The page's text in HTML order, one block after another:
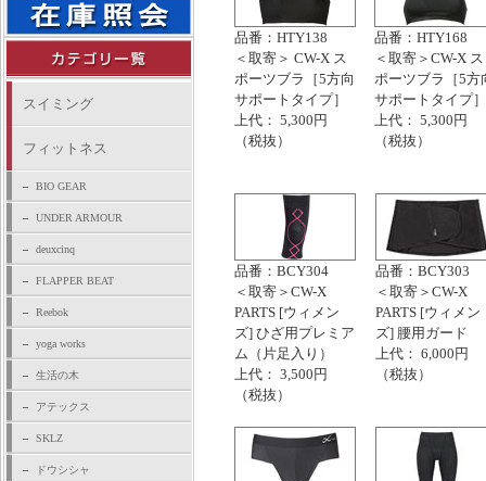
スイミング
フィットネス
BIO GEAR
UNDER ARMOUR
deuxcinq
FLAPPER BEAT
Reebok
yoga works
生活の木
アテックス
SKLZ
ドウシシャ
品番：HTY138
＜取寄＞ CW-X ス
ポーツブラ［5方向
サポートタイプ］
上代： 5,300円
（税抜）
品番：HTY168
＜取寄＞CW-X ス
ポーツブラ［5方
サポートタイプ］
上代： 5,300円
（税抜）
品番：BCY304
＜取寄＞CW-X
PARTS [ウィメン
ズ] ひざ用プレミア
ム（片足入り）
上代： 3,500円
（税抜）
品番：BCY303
＜取寄＞CW-X
PARTS [ウィメン
ズ] 腰用ガード
上代： 6,000円
（税抜）